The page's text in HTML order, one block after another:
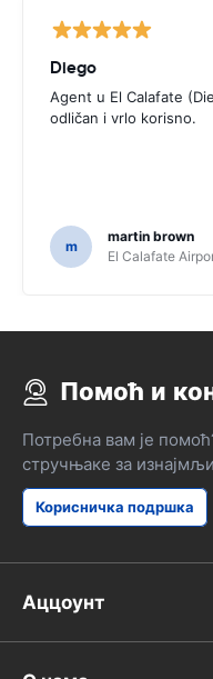
Diego
Agent u El Calafate
odličan i vrlo korisno.
m
martin brown
El Calafate
Помоћ и
Потребна вам је
стручњаке за
Корисничка подршка
Аццоунт